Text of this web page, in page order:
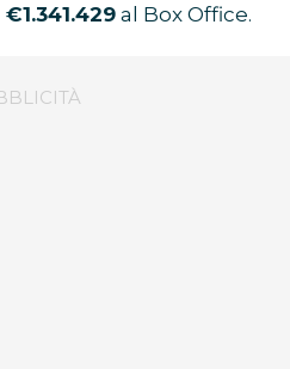
€1.341.429 al Box Office.